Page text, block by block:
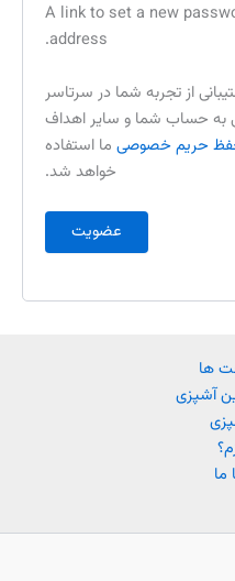
A link to set a new
address.
از تجربه شما در سرتاسر
حساب شما و سایر اهداف
حریم خصوصی ما استفاده
خواهد شد.
عضویت
ها
آشپزی
ما